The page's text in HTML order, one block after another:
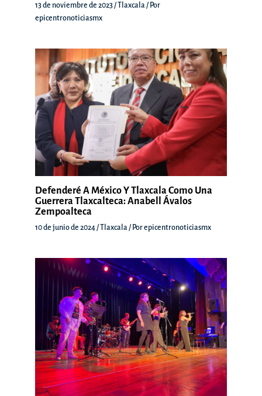
13 de noviembre de 2023 /Tlaxcala / Por
epicentronoticiasmx
Defenderé A México Y Tlaxcala Como Una
Guerrera Tlaxcalteca: Anabell Ávalos
Zempoalteca
10 de junio de 2024/ Tlaxcala / Porepicentronoticiasmx